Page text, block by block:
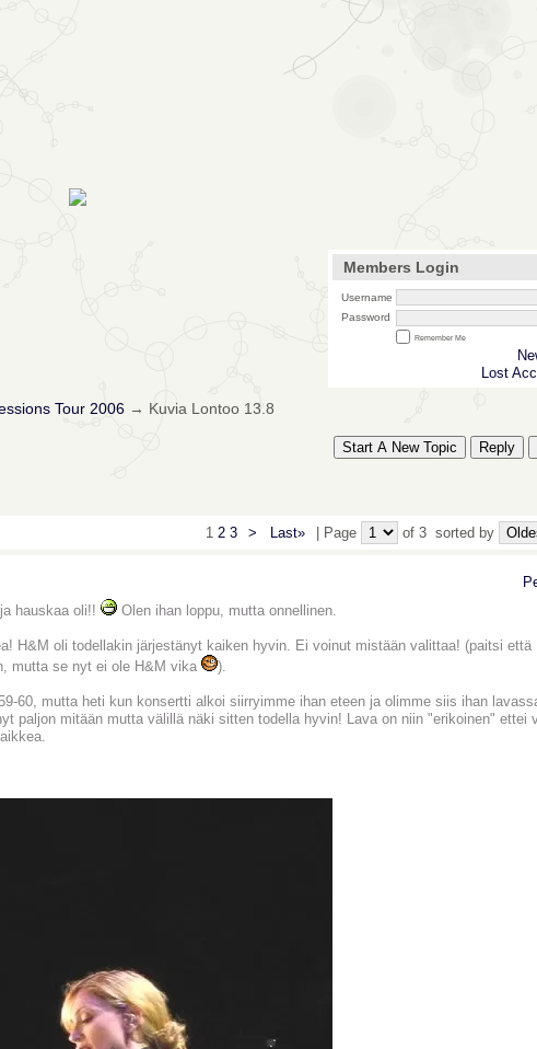
Members Login
Username
Password
Remember Me
Lost
Tour 2006→ Kuvia Lontoo 13.8
Start A New Topic Reply
1 2 3 > Last» | Page of 3 sorted by
hauskaa oli!!
Olen ihan loppu, mutta onnellinen.
H&M oli todellakin järjestänyt kaiken hyvin. Ei voinut mistään valittaa! (paitsi että
mutta se nyt ei ole H&M vika
).
60, mutta heti kun konsertti alkoi siirryimme ihan eteen ja olimme siis ihan
paljon mitään mutta välillä näki sitten todella hyvin! Lava on niin "erikoinen" ettei